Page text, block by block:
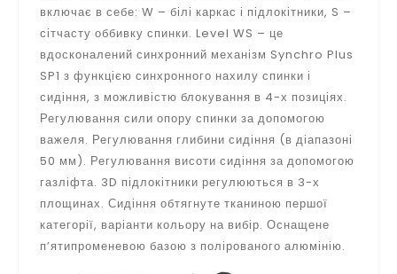
включає в себе: W – білі каркас і підлокітники, S –
сітчасту оббивку спинки. Level WS – це
вдосконалений синхронний механізм Synchro Plus
SP1 з функцією синхронного нахилу спинки і
сидіння, з можливістю блокування в 4-х позиціях.
Регулювання сили опору спинки за допомогою
важеля. Регулювання глибини сидіння (в діапазоні
50 мм). Регулювання висоти сидіння за допомогою
газліфта. 3D підлокітники регулюються в 3-х
площинах. Сидіння обтягнуте тканиною першої
категорії, варіанти кольору на вибір. Оснащене
п’ятипроменевою базою з полірованого алюмінію.